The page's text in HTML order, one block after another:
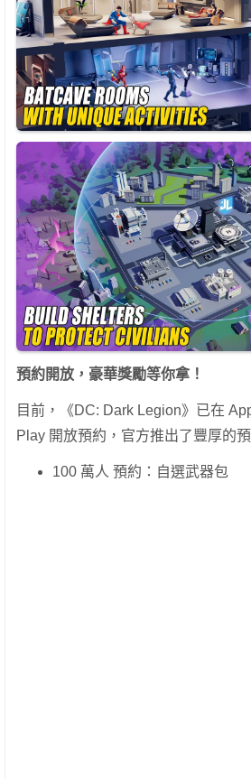
預約開放，豪華獎勵等你拿！
目前，《DC: Dark Legion》已在
Play 開放預約，官方推出了豐厚的預
100 萬人 預約：自選武器包